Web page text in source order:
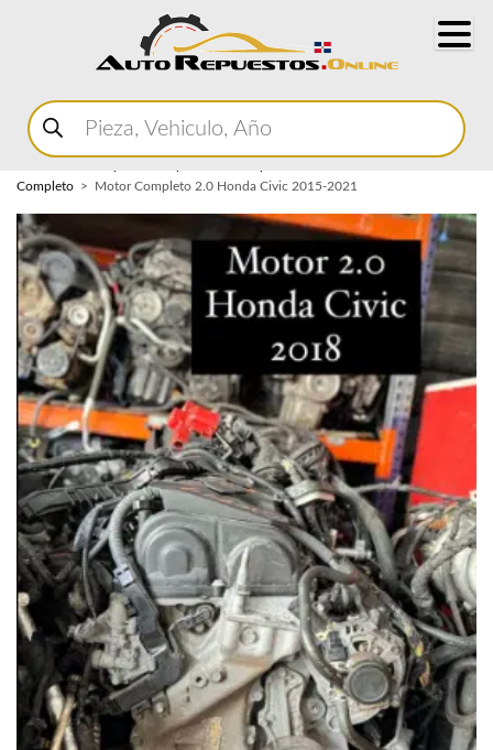
Buscar
productos
Completo
Motor Completo 2.0 Honda Civic 2015-2021